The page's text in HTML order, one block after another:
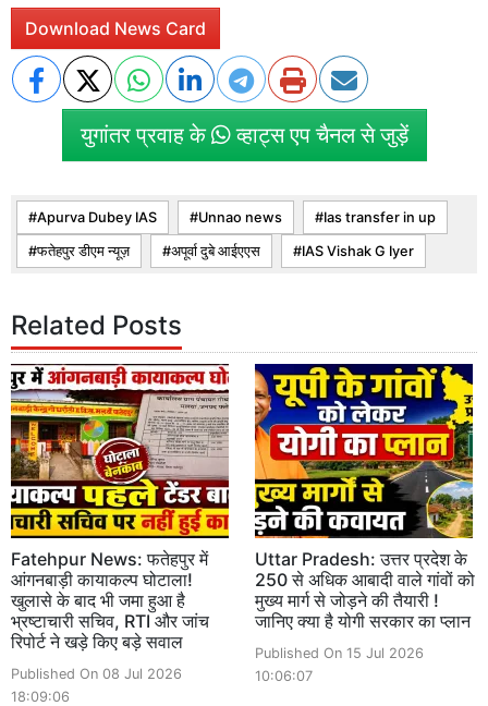
Download News Card
युगांतर प्रवाह के व्हाट्स एप चैनल से जुड़ें
Apurva Dubey IAS Unnao news Ias transfer in up
फतेहपुर डीएम न्यूज़ अपूर्वा दुबे आईएएस IAS Vishak G Iyer
Related Posts
Fatehpur News: फतेहपुर में
आंगनबाड़ी कायाकल्प घोटाला!
खुलासे के बाद भी जमा हुआ है
भ्रष्टाचारी सचिव, RTI और जांच
रिपोर्ट ने खड़े किए बड़े सवाल
Published On 08 Jul 2026
18:09:06
Uttar Pradesh: उत्तर प्रदेश के
250 से अधिक आबादी वाले गांवों को
मुख्य मार्ग से जोड़ने की तैयारी !
जानिए क्या है योगी सरकार का प्लान
Published On 15 Jul 2026
10:06:07